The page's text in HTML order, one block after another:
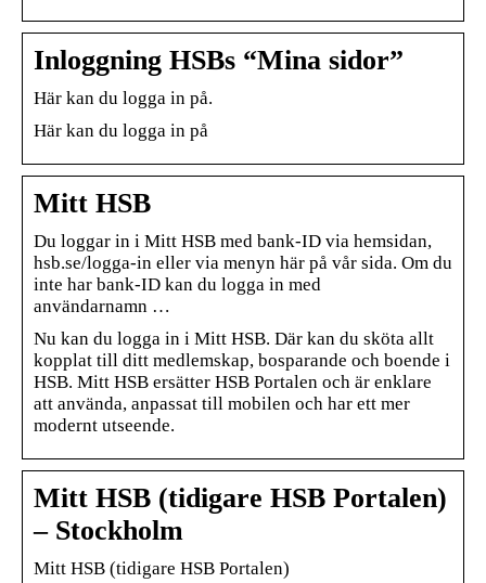
Inloggning HSBs “Mina sidor”
Här kan du logga in på.
Här kan du logga in på
Mitt HSB
Du loggar in i Mitt HSB med bank-ID via hemsidan,
hsb.se/logga-in eller via menyn här på vår sida. Om du
inte har bank-ID kan du logga in med
användarnamn …
Nu kan du logga in i Mitt HSB. Där kan du sköta allt
kopplat till ditt medlemskap, bosparande och boende i
HSB. Mitt HSB ersätter HSB Portalen och är enklare
att använda, anpassat till mobilen och har ett mer
modernt utseende.
Mitt HSB (tidigare HSB Portalen)
– Stockholm
Mitt HSB (tidigare HSB Portalen)